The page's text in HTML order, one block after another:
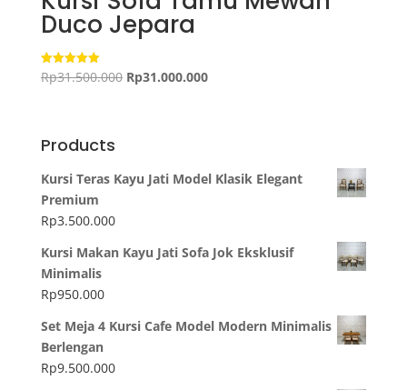
Duco Jepara
Dinilai
5.00
Rp31.500.000 Harga
Rp31.000.000Harga
Products
Kursi Teras Kayu Jati Model Klasik Elegant
Premium
Rp3.500.000
Kursi Makan Kayu Jati Sofa Jok Eksklusif
Minimalis
Rp950.000
Set Meja 4 Kursi Cafe Model Modern Minimalis
Berlengan
Rp9.500.000